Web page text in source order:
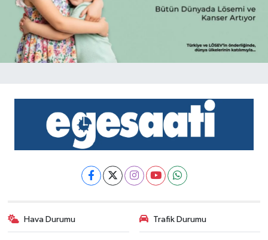
Hava Durumu Trafik Durumu